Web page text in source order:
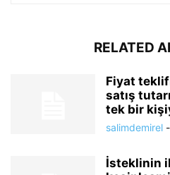
RELATED
Fiyat
satış
tek bir
salimdemirel -
İsteklinin